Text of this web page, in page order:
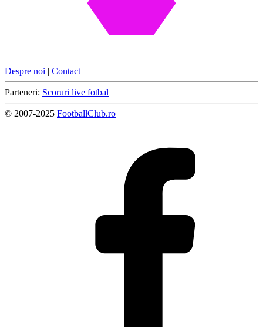
Despre noi | Contact
Parteneri: Scoruri live fotbal
© 2007-2025 FootballClub.ro